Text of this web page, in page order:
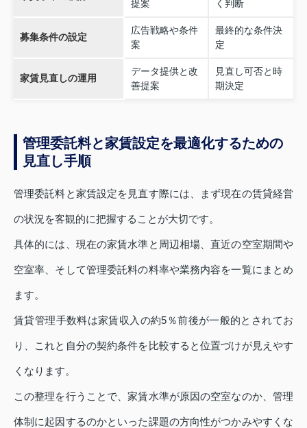
提案
く判断
募集条件の設定
広告戦略や条件
案
最終的な条件決
定
家賃見直しの運用
データ提供と改
善提案
見直し可否と時
期決定
管理委託料と家賃設定を最適化するための
見直し手順
管理委託料と家賃設定を見直す際には、まず現在の賃貸経営
の状況を客観的に把握することが大切です。
具体的には、現在の家賃水準と周辺相場、直近の空室期間や
空室率、そして管理委託料の料率や業務内容を一覧にまとめ
ます。
賃貸管理手数料は家賃収入の約5％前後が一般的とされてお
り、これと自分の契約条件を比較すると位置づけが見えやす
くなります。
この整理を行うことで、家賃水準が原因の空室なのか、管理
体制に起因するのかといった課題の方向性がつかみやすくな